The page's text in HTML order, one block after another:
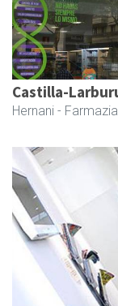
Castilla-
Hernani -